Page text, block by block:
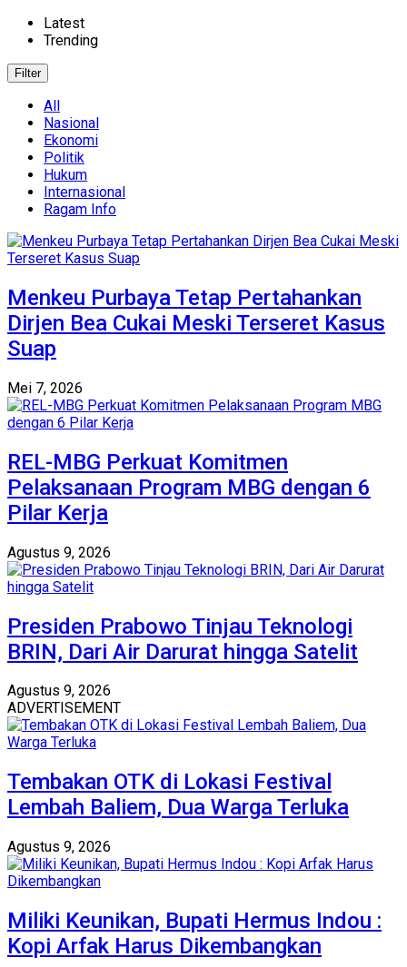
Latest
Trending
Filter
All
Nasional
Ekonomi
Politik
Hukum
Internasional
Ragam Info
Menkeu Purbaya Tetap Pertahankan
Dirjen Bea Cukai Meski Terseret Kasus
Suap
Mei 7, 2026
‎REL-MBG Perkuat Komitmen
Pelaksanaan Program MBG dengan 6
Pilar Kerja
Agustus 9, 2026
Presiden Prabowo Tinjau Teknologi
BRIN, Dari Air Darurat hingga Satelit
Agustus 9, 2026
ADVERTISEMENT
Tembakan OTK di Lokasi Festival
Lembah Baliem, Dua Warga Terluka
Agustus 9, 2026
Miliki Keunikan, Bupati Hermus Indou :
Kopi Arfak Harus Dikembangkan